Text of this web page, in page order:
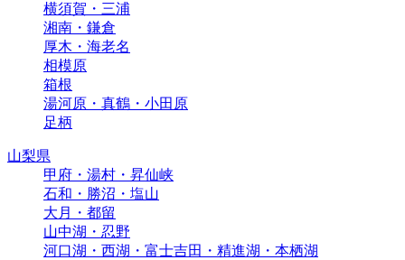
横須賀・三浦
湘南・鎌倉
厚木・海老名
相模原
箱根
湯河原・真鶴・小田原
足柄
山梨県
甲府・湯村・昇仙峡
石和・勝沼・塩山
大月・都留
山中湖・忍野
河口湖・西湖・富士吉田・精進湖・本栖湖